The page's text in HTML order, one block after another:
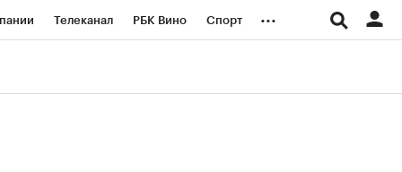
Телеканал РБК Вино Спорт ...